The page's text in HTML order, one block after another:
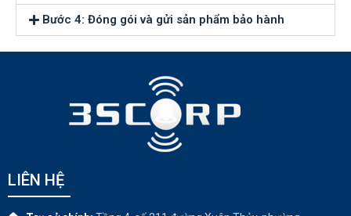
Bước 4: Đóng gói và gửi sản phẩm bảo hành
LIÊN HỆ